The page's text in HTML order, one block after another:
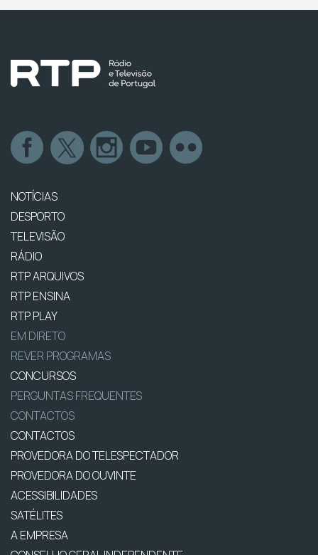
NOTÍCIAS
DESPORTO
TELEVISÃO
RÁDIO
RTP ARQUIVOS
RTP ENSINA
RTP PLAY
EM DIRETO
REVER PROGRAMAS
CONCURSOS
PERGUNTAS FREQUENTES
CONTACTOS
CONTACTOS
PROVEDORA DO TELESPECTADOR
PROVEDORA DO OUVINTE
ACESSIBILIDADES
SATÉLITES
A EMPRESA